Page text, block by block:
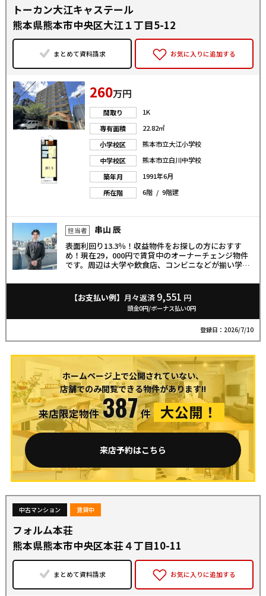
トーカン大江キャステール
熊本県熊本市中央区大江１丁目5-12
まとめて資料請求 お気に入りに追加する
260万円
間取り
1K
専有面積
22.82㎡
小学校区
熊本市立大江小学校
中学校区
熊本市立白川中学校
築年月
1991年6月
所在階
6階 / 9階建
担当者 串山 辰
表面利回り13.3％！収益物件をお探しの方におすす
め！現在29，000円で賃貸中のオーナーチェンジ物件
です。周辺は大学や飲食店、コンビニなどが揃い学生
徒歩圏内で住環境も良好です。資産運用を始めたい方
にもおすすめの一室です。お気軽にお問い合わせくだ
さい。
【お支払い例】 月々返済 9,551 円
頭金0円/ボーナス払い0円
登録日：2026/7/10
ホームページ上で公開されていない、
店舗でのみ閲覧できる物件があります!!
来店限定物件 387 件 大公開！
来店予約はこちら
中古マンション 賃貸中
フォルム本荘
熊本県熊本市中央区本荘４丁目10-11
まとめて資料請求 お気に入りに追加する